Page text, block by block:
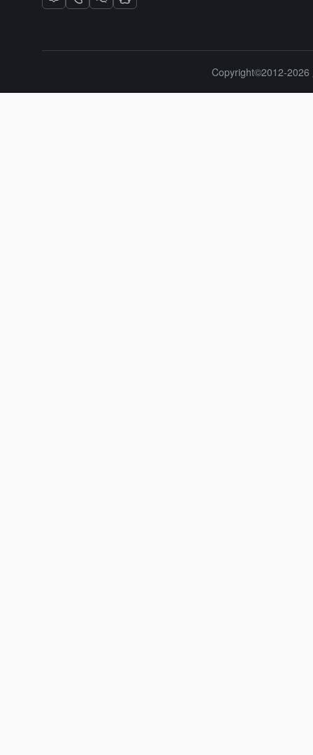
Copyright©2012-2026